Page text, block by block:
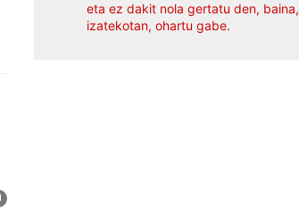
eta ez dakit nola gertatu den, baina,
izatekotan, ohartu gabe.